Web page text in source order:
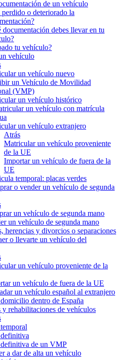
de un vehículo
perdido o deteriorado la
documentación debes llevar en tu
tu vehículo?
vehículo
un vehículo nuevo
un Vehículo de Movilidad
(VMP)
un vehículo histórico
un vehículo con matrícula
un vehículo extranjero
Atrás
Matricular un vehículo proveniente
de la UE
Importar un vehículo de fuera de la
UE
temporal: placas verdes
o vender un vehículo de segunda
un vehículo de segunda mano
un vehículo de segunda mano
herencias y divorcios o separaciones
o llevarte un vehículo del
un vehículo proveniente de la
un vehículo de fuera de la UE
un vehículo español al extranjero
dentro de España
y rehabilitaciones de vehículos
de un VMP
a dar de alta un vehículo